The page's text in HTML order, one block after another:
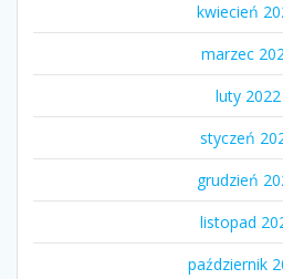
kwiecień
marzec
luty 2022
styczeń
grudzień
listopad
październik